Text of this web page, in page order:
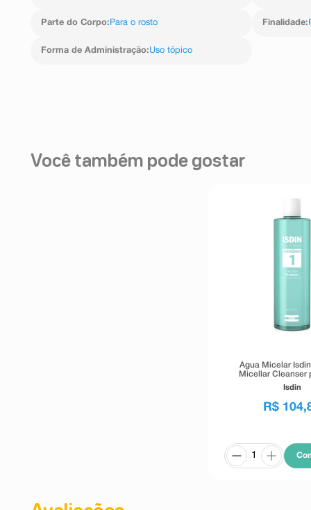
Parte do Corpo: Para o rosto Finalidade:
Forma de Administração:Uso tópico
Você também pode gostar
Água Micelar
Micellar Cleanser
Oleosa
Isdin
R$ 104,